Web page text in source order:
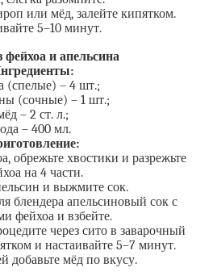
или мёд, залейте кипятком.
5–10 минут.
фейхоа и апельсина
(спелые) – 4 шт.;
(сочные) – 1 шт.;
– 2 ст. л.;
– 400 мл.
обрежьте хвостики и разрежьте
на 4 части.
и выжмите сок.
блендера апельсиновый сок с
фейхоа и взбейте.
через сито в заварочный
и настаивайте 5–7 минут.
добавьте мёд по вкусу.